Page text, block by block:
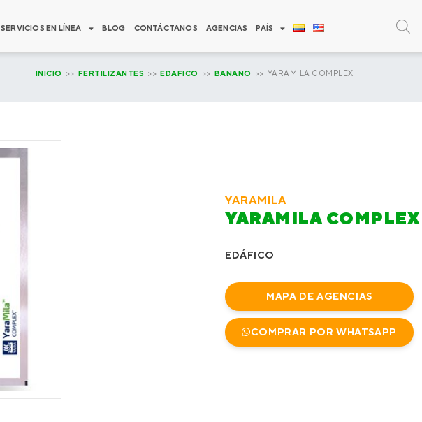
SERVICIOS EN LÍNEA BLOG CONTÁCTANOS AGENCIAS PAÍS
INICIO >> FERTILIZANTES >> EDAFICO >> BANANO >> YARAMILA COMPLEX
YARAMILA
YARAMILA COMPLEX
EDÁFICO
MAPA DE AGENCIAS
COMPRAR POR WHATSAPP